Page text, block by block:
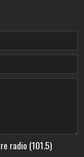
radio (101.5)